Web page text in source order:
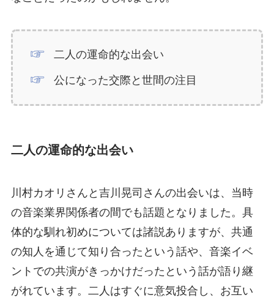
二人の運命的な出会い
公になった交際と世間の注目
二人の運命的な出会い
川村カオリさんと吉川晃司さんの出会いは、当時
の音楽業界関係者の間でも話題となりました。具
体的な馴れ初めについては諸説ありますが、共通
の知人を通じて知り合ったという話や、音楽イベ
ントでの共演がきっかけだったという話が語り継
がれています。二人はすぐに意気投合し、お互い